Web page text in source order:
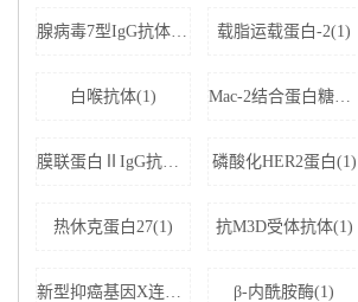
腺病毒7型IgG抗体(1) 载脂运载蛋白-2(1)
白喉抗体(1) Mac-2结合蛋白糖基化异构体(1)
膜联蛋白ⅡIgG抗体(1) 磷酸化HER2蛋白(1)
热休克蛋白27(1) 抗M3D受体抗体(1)
新型抑癌基因X连锁凋亡抑制蛋白相关因子-1(1) β-内酰胺酶(1)